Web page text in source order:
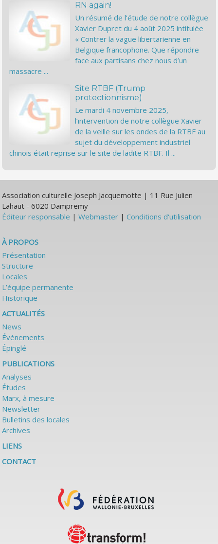
RN again!
Un résumé de l’étude de notre collègue
Xavier Dupret du 4 août 2025 intitulée
« Contrer la vague libertarienne en
Belgique francophone. Que répondre
face aux partisans chez nous d’un
massacre ...
Site RTBF (Trump
protectionnisme)
Le mardi 4 novembre 2025,
l’intervention de notre collègue Xavier
de la veille sur les ondes de la RTBF au
sujet du développement industriel
chinois était reprise sur le site de ladite RTBF. Il ...
Association culturelle Joseph Jacquemotte | 11 Rue Julien
Lahaut - 6020 Dampremy
Éditeur responsable |Webmaster |Conditions d'utilisation
À PROPOS
Présentation
Structure
Locales
L’équipe permanente
Historique
ACTUALITÉS
News
Événements
Épinglé
PUBLICATIONS
Analyses
Études
Marx, à mesure
Newsletter
Bulletins des locales
Archives
LIENS
CONTACT